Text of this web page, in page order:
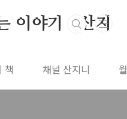
이야기 : 산지
책 채널 산지니